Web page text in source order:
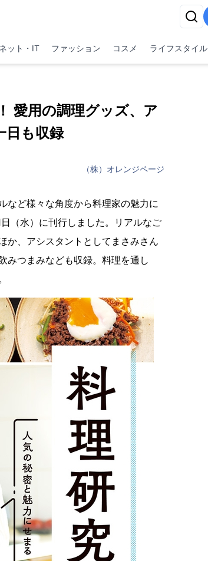
ネット・IT ファッション コスメ ライフスタイル
愛用の調理グッズ、ア
日も収録
（株）オレンジページ
など様々な角度から料理家の魅力に
（水）に刊行しました。リアルなご
か、アシスタントとしてまさみさん
みつまみなども収録。料理を通し